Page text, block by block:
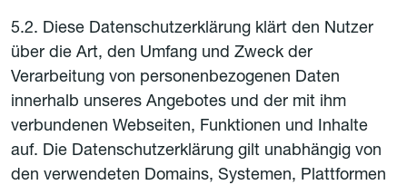
5.2. Diese Datenschutzerklärung klärt den Nutzer
über die Art, den Umfang und Zweck der
Verarbeitung von personenbezogenen Daten
innerhalb unseres Angebotes und der mit ihm
verbundenen Webseiten, Funktionen und Inhalte
auf. Die Datenschutzerklärung gilt unabhängig von
den verwendeten Domains, Systemen, Plattformen